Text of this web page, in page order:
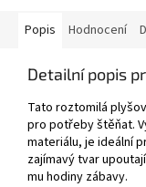
Popis Hodnocení
Detailní popis
Tato roztomilá
pro potřeby štěňat.
materiálu, je ideální
zajímavý tvar
mu hodiny zábavy.